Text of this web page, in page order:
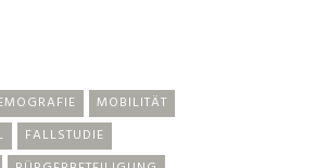
MOBILITÄT
FALLSTUDIE